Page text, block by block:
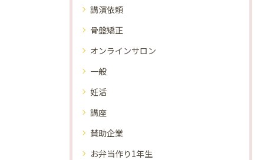
講演依頼
骨盤矯正
オンラインサロン
一般
妊活
講座
賛助企業
お弁当作り1年生